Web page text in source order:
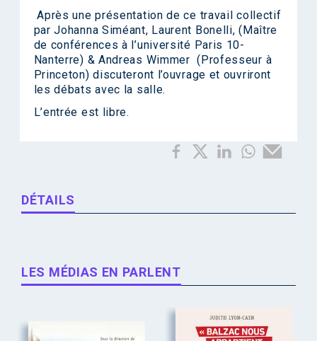
Après une présentation de ce travail collectif
par Johanna Siméant, Laurent Bonelli, (Maître
de conférences à l’université Paris 10-
Nanterre) & Andreas Wimmer (Professeur à
Princeton) discuteront l’ouvrage et ouvriront
les débats avec la salle.
L’entrée est libre.
DÉTAILS
LES MÉDIAS EN PARLENT